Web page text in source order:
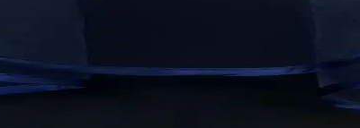
bohça süsü, düğün ve özel kutlamalarda zarif
Şık ve Dayanıklı Organizasyonlar İçin
aksesuar ve organizasyon detaylarıyla özel
ile Karşılama Panosu Ürün Karşılaştırması